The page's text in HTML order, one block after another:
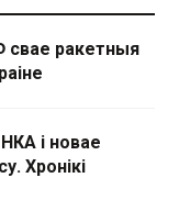
свае ракетныя
і новае
Хронікі